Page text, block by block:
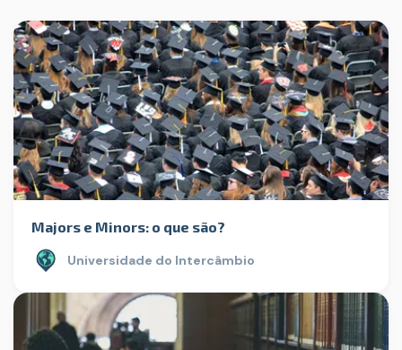
Majors e Minors: o que são?
Universidade do Intercâmbio